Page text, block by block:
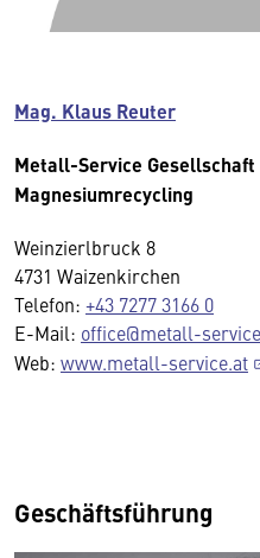
Mag. Klaus Reuter
Metall-Service
Magnesiumrecycling
Weinzierlbruck 8
4731 Waizenkirchen
Telefon: +43 7277 3166 0
E-Mail: office@metall-
Web: www.metall-service.at
Geschäftsführung